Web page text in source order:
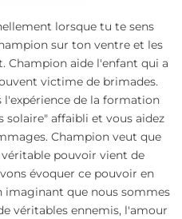
lorsque tu te sens
sur ton ventre et les
Champion aide l'enfant qui a
victime de brimades.
l'expérience de la formation
solaire" affaibli et vous aidez
Champion veut que
pouvoir vient de
évoquer ce pouvoir en
que nous sommes
véritables ennemis, l'amour